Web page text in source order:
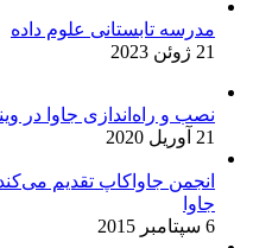
مدرسه تابستانی علوم داده
21 ژوئن 2023
نصب و راه‌اندازی جاوا در
21 آوریل 2020
انجمن جاواکاپ تقدیم
جاوا
6 سپتامبر 2015